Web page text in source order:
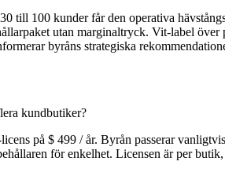
till 100 kunder får den operativa
utan marginaltryck. Vit-label
byråns strategiska
kundbutiker?
på $ 499 / år. Byrån passerar
för enkelhet. Licensen är per